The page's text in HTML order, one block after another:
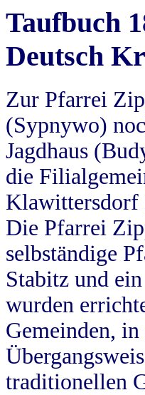
Taufbuch
Deutsch
Zur Pfarrei
(Sypnywo)
Jagdhaus
die
Klawittersdorf
Die Pfarrei
selbständige
Stabitz und
wurden
Gemeinden,
traditionellen